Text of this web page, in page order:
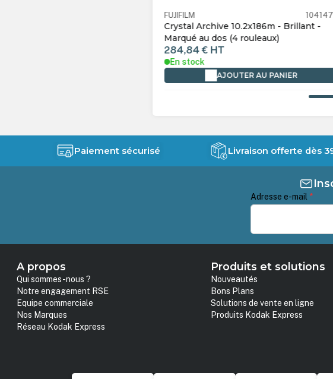
FUJIFILM
Crystal Archive 10.2x186m - Lustré -
Marqué au dos (4 rouleaux)
284,84 €HT
En stock
AJOUTER AU PANIER
Paiement sécurisé Livraison offerte dès
Adresse e-mail *
A propos
Qui sommes-nous ?
Notre engagement RSE
Equipe commerciale
Nos Marques
Réseau Kodak Express
Produits et solutions
Nouveautés
Bons Plans
Solutions de vente en ligne
Produits Kodak Express